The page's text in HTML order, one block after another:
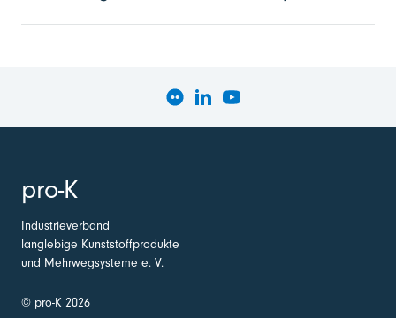
pro-K
Industrieverband
langlebige Kunststoffprodukte
und Mehrwegsysteme e. V.
© pro-K 2026